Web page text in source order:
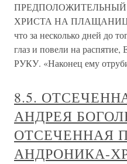
ПРЕДПОЛОЖИТЕЛЬНЫЙ
ХРИСТА НА ПЛАЩАНИЦЕ
что за несколько дней до
глаз и повели на
РУКУ. «Наконец ему
8.5.
АНДРЕЯ
ОТСЕЧЕННАЯ
АНДРОНИКА-